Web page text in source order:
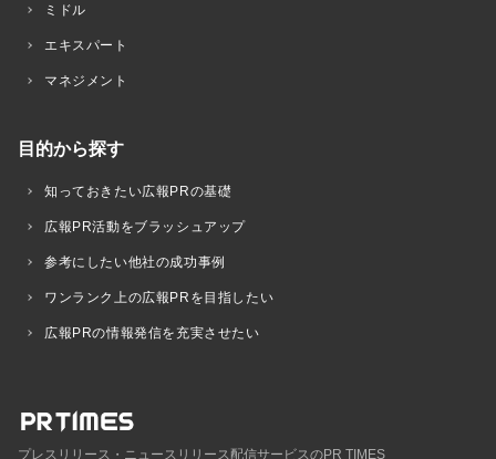
ミドル
エキスパート
マネジメント
目的から探す
知っておきたい広報PRの基礎
広報PR活動をブラッシュアップ
参考にしたい他社の成功事例
ワンランク上の広報PRを目指したい
広報PRの情報発信を充実させたい
プレスリリース・ニュースリリース配信サービスのPR TIMES